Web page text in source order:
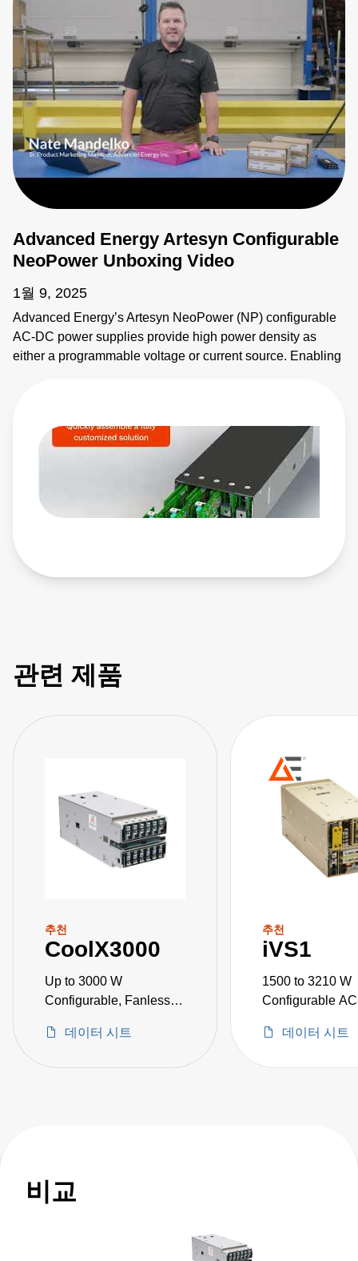
Advanced Energy Artesyn Configurable
NeoPower Unboxing Video
1월 9, 2025
Advanced Energy’s Artesyn NeoPower (NP) configurable
AC-DC power supplies provide high power density as
either a programmable voltage or current source. Enabling
connected in series and parallel with the configurable buss
bar system. Advanced Energy's NeoPower is certified for
both industrial and medical safety approvals, including
compliance to the SEMI F47 standard. The NeoPower
supports digital communication with MODBUS RTU for
artesyn-configurable-neopower-ac-dc-power-supplies?
관련 제품
추천
CoolX3000
Up to 3000 W
Configurable, Fanless
데이터 시트
추천
iVS1
1500 to 3210 W
Configurable
데이터 시트
비교